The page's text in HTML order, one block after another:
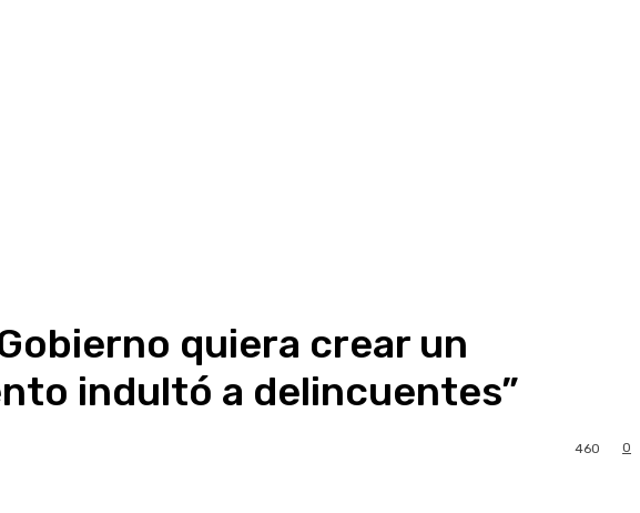
quiera crear un
indultó a delincuentes”
0
460